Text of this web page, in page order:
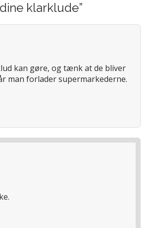
klarklude”
kan gøre, og tænk at de bliver
man forlader supermarkederne.